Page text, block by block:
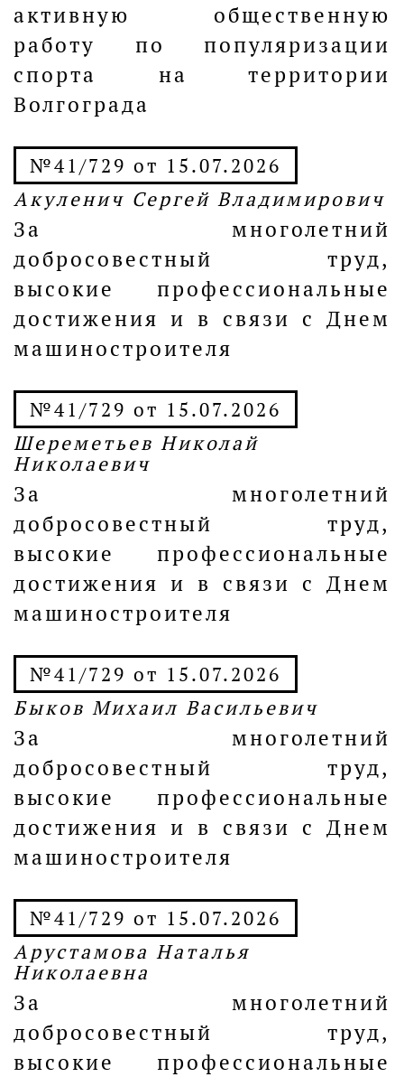
активную общественную
работу по популяризации
спорта на территории
Волгограда
№41/729 от 15.07.2026
Акуленич Сергей Владимирович
За многолетний
добросовестный труд,
высокие профессиональные
достижения и в связи с Днем
машиностроителя
№41/729 от 15.07.2026
Шереметьев Николай
Николаевич
За многолетний
добросовестный труд,
высокие профессиональные
достижения и в связи с Днем
машиностроителя
№41/729 от 15.07.2026
Быков Михаил Васильевич
За многолетний
добросовестный труд,
высокие профессиональные
достижения и в связи с Днем
машиностроителя
№41/729 от 15.07.2026
Арустамова Наталья
Николаевна
За многолетний
добросовестный труд,
высокие профессиональные